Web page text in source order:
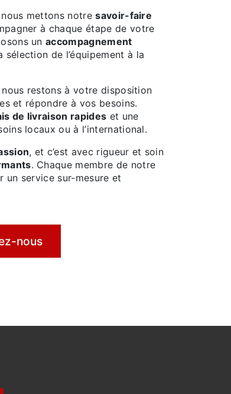
nous mettons notresavoir-faire
à chaque étape de votre
unaccompagnement
sélection de l’équipement à la
restons à votre disposition
et répondre à vos besoins.
de livraison rapides et une
locaux ou à l’international.
, et c’est avec rigueur et soin
. Chaque membre de notre
service sur-mesure et
nous